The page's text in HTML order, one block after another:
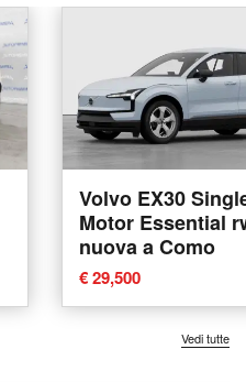
Volvo EX30
Motor Essential
nuova a Como
€ 29,500
Vedi tutte